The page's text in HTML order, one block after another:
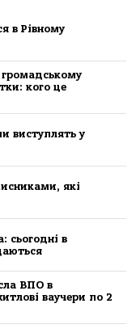
в Рівному
громадському
кого це
виступлять у
які
сьогодні в
ВПО в
ваучери по 2